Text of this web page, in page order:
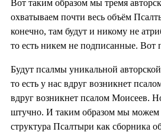
Вот таким образом мы тремя
охватываем почти весь объём
конечно, там будут и никому не
то есть никем не подписанные. Вот
Будут псалмы уникальной
то есть у нас вдруг возникнет
вдруг возникнет псалом Моисеев.
штучно. И таким образом мы можем
структура Псалтыри как сборника